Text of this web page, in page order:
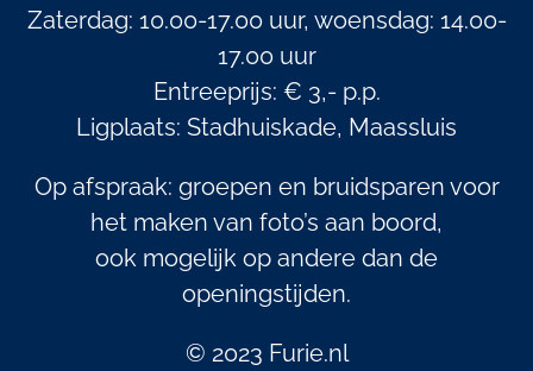
Zaterdag: 10.00-17.00 uur, woensdag: 14.00-
17.00 uur
Entreeprijs: € 3,- p.p.
Ligplaats: Stadhuiskade, Maassluis
Op afspraak: groepen en bruidsparen voor
het maken van foto’s aan boord,
ook mogelijk op andere dan de
openingstijden.
© 2023 Furie.nl